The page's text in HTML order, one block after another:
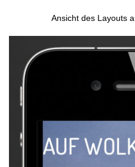
Ansicht des Layouts